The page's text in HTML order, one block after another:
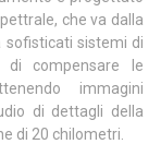
che va dalla
sofisticati sistemi di
compensare le
immagini
di dettagli della
di 20 chilometri.